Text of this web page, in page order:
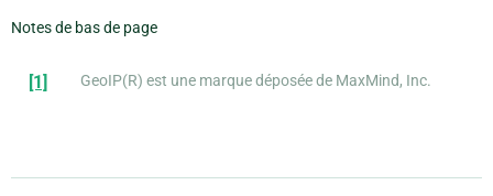
Notes de bas de page
[1] GeoIP(R) est une marque déposée de MaxMind, Inc.